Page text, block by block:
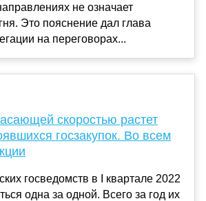
не означает
Это пояснение дал глава
на переговорах...
скоростью растет
госзакупок. Во всем
госведомств в I квартале 2022
одна за одной. Всего за год их